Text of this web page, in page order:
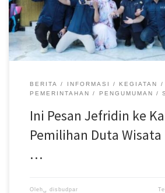
arahan tentang pentingnya peran duta
pembangunan Batam yang sedang
karantina, Jefridin menyoroti pentingnya
dan pengalaman sebagai seorang duta
kemampuan berpantun dan memahami
BERITA INFORMASI
KEGIATAN
PEMERINTAHAN
PENGUMUMAN
Ini Pesan Jefridin ke
Pemilihan Duta Wisata
…
Oleh␣ disbudpar